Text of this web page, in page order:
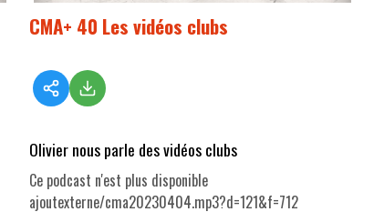
CMA+ 40 Les vidéos clubs
Olivier nous parle des vidéos clubs
Ce podcast n'est plus disponible
ajoutexterne/cma20230404.mp3?d=121&f=712